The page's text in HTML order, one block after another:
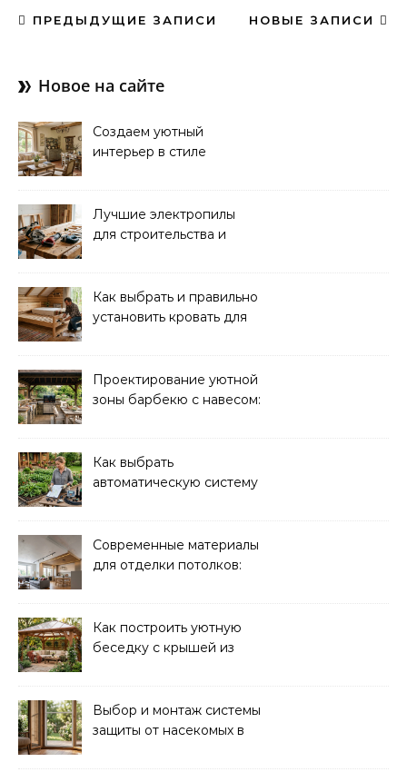
ПРЕДЫДУЩИЕ ЗАПИСИ НОВЫЕ ЗАПИСИ
Новое на сайте
Создаем уютный
интерьер в стиле
Лучшие электропилы
для строительства и
Как выбрать и правильно
установить кровать для
Проектирование уютной
зоны барбекю с навесом:
Как выбрать
автоматическую систему
Современные материалы
для отделки потолков:
Как построить уютную
беседку с крышей из
Выбор и монтаж системы
защиты от насекомых в